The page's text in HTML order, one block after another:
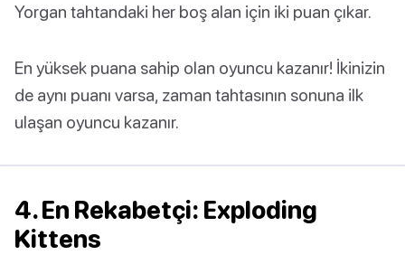
Yorgan tahtandaki her boş alan için iki puan çıkar.
En yüksek puana sahip olan oyuncu kazanır! İkinizin
de aynı puanı varsa, zaman tahtasının sonuna ilk
ulaşan oyuncu kazanır.
4. En Rekabetçi: Exploding
Kittens